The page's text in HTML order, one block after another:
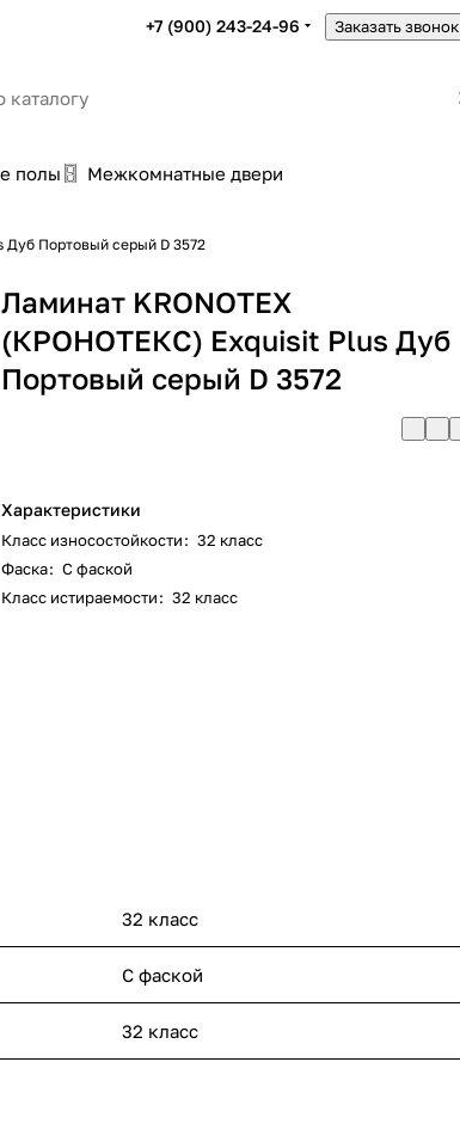
+7 (900) 243-24-96 Заказать звонок
полы Межкомнатные двери
Портовый серый D 3572
Ламинат KRONOTEX
(КРОНОТЕКС) Exquisit Plus Дуб
Портовый серый D 3572
Характеристики
Класс износостойкости: 32 класс
Фаска: С фаской
Класс истираемости: 32 класс
32 класс
С фаской
32 класс